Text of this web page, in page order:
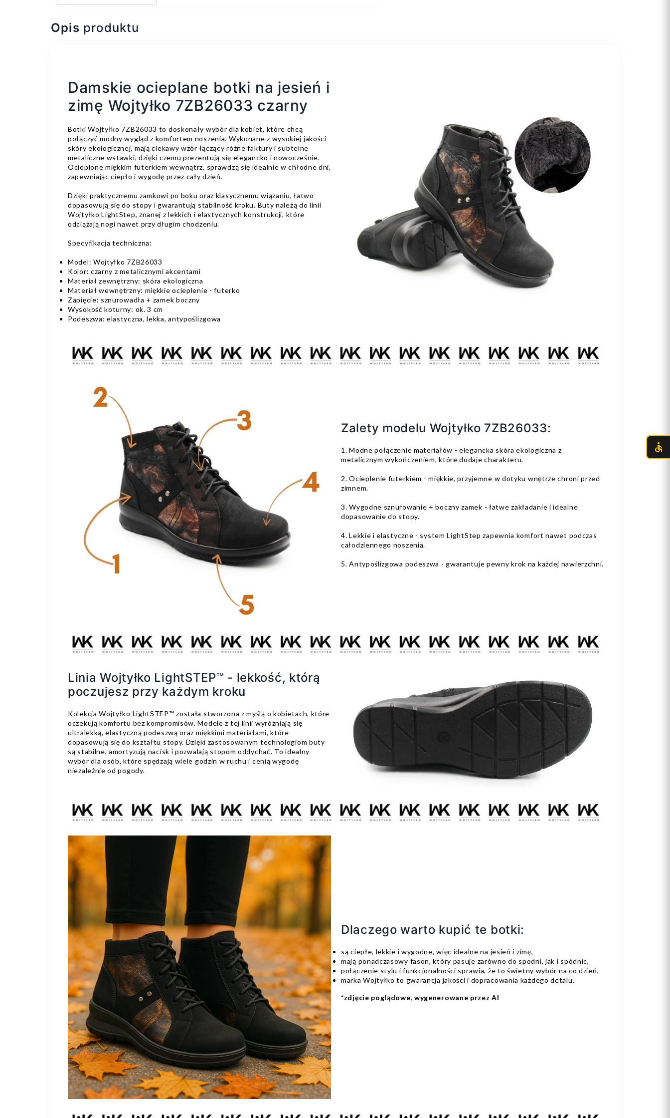
Opis produktu
Damskie ocieplane botki na jesień i
zimę Wojtyłko 7ZB26033 czarny
Botki Wojtyłko 7ZB26033 to doskonały wybór dla kobiet, które chcą
połączyć modny wygląd z komfortem noszenia. Wykonane z wysokiej jakości
skóry ekologicznej, mają ciekawy wzór łączący różne faktury i subtelne
metaliczne wstawki, dzięki czemu prezentują się elegancko i nowocześnie.
Ocieplone miękkim futerkiem wewnątrz, sprawdzą się idealnie w chłodne dni,
zapewniając ciepło i wygodę przez cały dzień.
Dzięki praktycznemu zamkowi po boku oraz klasycznemu wiązaniu, łatwo
dopasowują się do stopy i gwarantują stabilność kroku. Buty należą do linii
Wojtyłko LightStep, znanej z lekkich i elastycznych konstrukcji, które
odciążają nogi nawet przy długim chodzeniu.
Specyfikacja techniczna:
Model: Wojtyłko 7ZB26033
Kolor: czarny z metalicznymi akcentami
Materiał zewnętrzny: skóra ekologiczna
Materiał wewnętrzny: miękkie ocieplenie - futerko
Zapięcie: sznurowadła + zamek boczny
Wysokość koturny: ok. 3 cm
Podeszwa: elastyczna, lekka, antypoślizgowa
Zalety modelu Wojtyłko 7ZB26033:
1. Modne połączenie materiałów - elegancka skóra ekologiczna z
metalicznym wykończeniem, które dodaje charakteru.
2. Ocieplenie futerkiem - miękkie, przyjemne w dotyku wnętrze chroni przed
zimnem.
3. Wygodne sznurowanie + boczny zamek - łatwe zakładanie i idealne
dopasowanie do stopy.
4. Lekkie i elastyczne - system LightStep zapewnia komfort nawet podczas
całodziennego noszenia.
5. Antypoślizgowa podeszwa - gwarantuje pewny krok na każdej nawierzchni.
Linia Wojtyłko LightSTEP™ - lekkość, którą
poczujesz przy każdym kroku
Kolekcja Wojtyłko LightSTEP™ została stworzona z myślą o kobietach, które
oczekują komfortu bez kompromisów. Modele z tej linii wyróżniają się
ultralekką, elastyczną podeszwą oraz miękkimi materiałami, które
dopasowują się do kształtu stopy. Dzięki zastosowanym technologiom buty
są stabilne, amortyzują nacisk i pozwalają stopom oddychać. To idealny
wybór dla osób, które spędzają wiele godzin w ruchu i cenią wygodę
niezależnie od pogody.
Dlaczego warto kupić te botki:
są ciepłe, lekkie i wygodne, więc idealne na jesień i zimę,
mają ponadczasowy fason, który pasuje zarówno do spodni, jak i spódnic,
połączenie stylu i funkcjonalności sprawia, że to świetny wybór na co dzień,
marka Wojtyłko to gwarancja jakości i dopracowania każdego detalu.
*zdjęcie poglądowe, wygenerowane przez AI